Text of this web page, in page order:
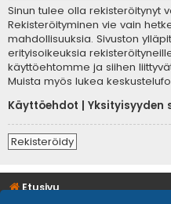
Sinun tulee olla rekisteröitynyt
Rekisteröityminen vie vain
mahdollisuuksia. Sivuston
erityisoikeuksia
käyttöehtomme ja siihen
Muista myös lukea
Käyttöehdot
Yksityisyyden
Rekisteröidy
Etusivu